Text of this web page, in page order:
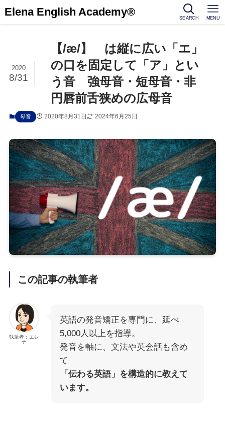
Elena English Academy® SEARCH MENU
【/æ/】 は縦に広い「エ」
の口を固定して「ア」とい
う音 強母音・短母音・非
円唇前舌狭めの広母音
2020
8/31
母音 2020年8月31日 2024年6月25日
この記事の執筆者
執筆者：エレ
ナ
英語の発音矯正を専門に、延べ
5,000人以上を指導。
発音を軸に、文法や英会話も含め
て
「伝わる英語」を構造的に教えて
います。